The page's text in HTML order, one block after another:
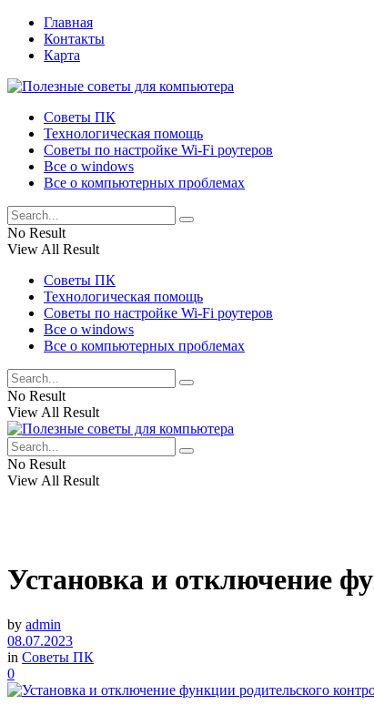
Главная
Контакты
Карта
Советы ПК
Технологическая помощь
Советы по настройке Wi-Fi роутеров
Все о windows
Все о компьютерных проблемах
No Result
View All Result
Советы ПК
Технологическая помощь
Советы по настройке Wi-Fi роутеров
Все о windows
Все о компьютерных проблемах
No Result
View All Result
No Result
View All Result
Установка и отключение
by admin
08.07.2023
in Советы ПК
0